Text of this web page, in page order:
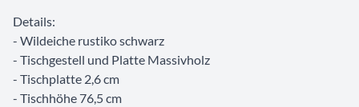
Details:
- Wildeiche rustiko schwarz
- Tischgestell und Platte Massivholz
- Tischplatte 2,6 cm
- Tischhöhe 76,5 cm